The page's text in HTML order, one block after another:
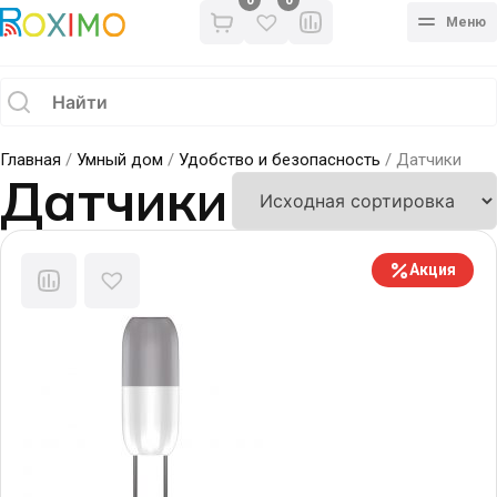
Меню
Главная / Умный дом / Удобство и безопасность / Датчики
Датчики
Акция